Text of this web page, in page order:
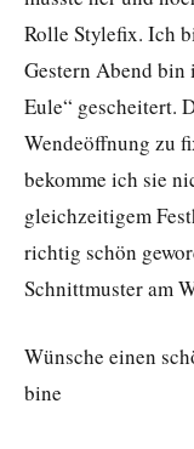
Rolle Stylefix. Ich
Gestern Abend bin
Eule“ gescheitert.
Wendeöffnung zu
bekomme ich sie
gleichzeitigem
richtig schön
Schnittmuster am
Wünsche einen
bine